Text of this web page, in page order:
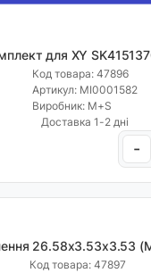
для XY
Код товара: 47896
Артикул: MI0001582
Виробник: M+S
Доставка 1-2 дні
-
26.58x3.53x3.53
Код товара: 47897